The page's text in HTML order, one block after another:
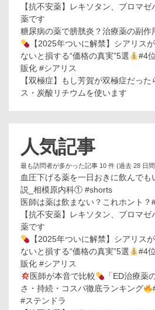
【抗不安薬】レキソタン、ブロマ
薬です
糖尿病の薬で膀胱炎？治療薬の副作
【2025年ついに解禁】シアリス
ないと損する“価格の真実”5選
#4
販化 #シアリス
【双極症】もし芳賀が双極症だっ
ス・炭酸リチウムを使います
人気記事
最も訪問者が多かった記事 10 件 (過去 28 日
血圧下げる薬を一日おきに飲んで
説_相模原内科① #shorts
医師は薬は飲まない？これホント？
【抗不安薬】レキソタン、ブロマ
薬です
【2025年ついに解禁】シアリス
ないと損する“価格の真実”5選
#4
販化 #シアリス
医師が本音で比較
「ED治療薬
さ・持続・コスパ徹底ランキング
#ステンドラ